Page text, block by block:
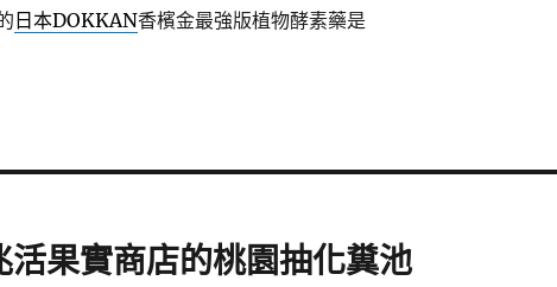
日本DOKKAN香檳金最強版植物酵素藥是
果實商店的桃園抽化糞池